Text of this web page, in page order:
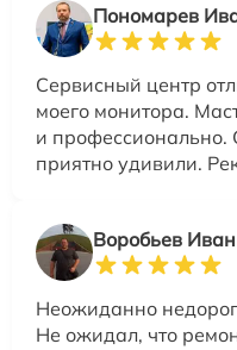
Пономарев
Сервисный центр
моего монитора.
и профессионально.
приятно удивили.
Воробьев Иван
Неожиданно
Не ожидал, что